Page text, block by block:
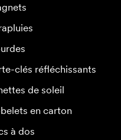
clés réfléchissants
de soleil
en carton
à dos